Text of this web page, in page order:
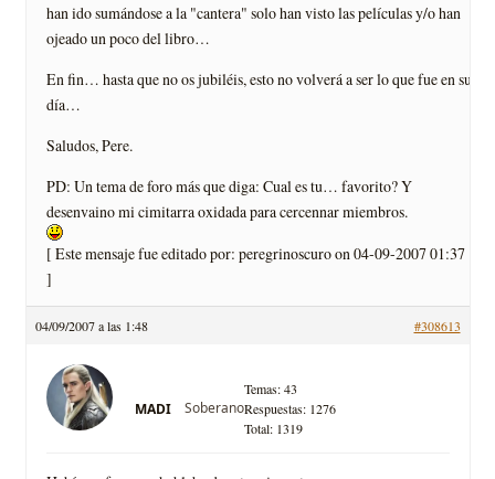
han ido sumándose a la "cantera" solo han visto las películas y/o han
ojeado un poco del libro…
En fin… hasta que no os jubiléis, esto no volverá a ser lo que fue en su
día…
Saludos, Pere.
PD: Un tema de foro más que diga: Cual es tu… favorito? Y
desenvaino mi cimitarra oxidada para cercennar miembros.
[ Este mensaje fue editado por: peregrinoscuro on 04-09-2007 01:37
]
04/09/2007 a las 1:48 #308613
MADI Soberano
Temas: 43
Respuestas: 1276
Total: 1319